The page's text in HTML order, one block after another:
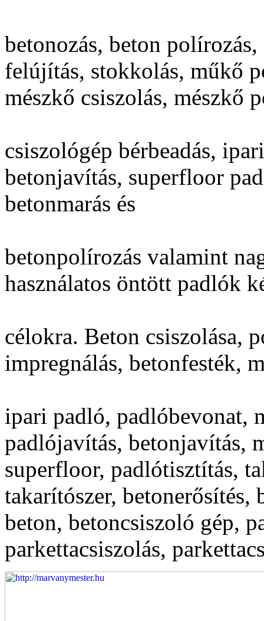
betonozás, beton
felújítás, stokkolás, műkő
mészkő csiszolás, mészkő
csiszológép bérbeadás,
betonjavítás, superfloor
betonmarás és
betonpolírozás valamint
használatos öntött padlók
célokra. Beton csiszolása,
impregnálás, betonfesték,
ipari padló, padlóbevonat,
padlójavítás, betonjavítás,
superfloor, padlótisztítás,
takarítószer,
beton, betoncsiszoló gép,
parkettacsiszolás,